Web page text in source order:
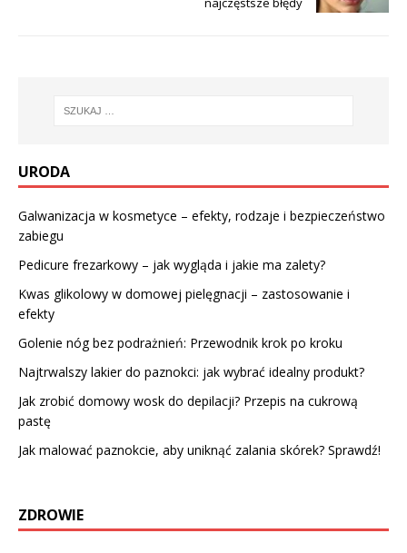
URODA
Galwanizacja w kosmetyce – efekty, rodzaje i bezpieczeństwo
zabiegu
Pedicure frezarkowy – jak wygląda i jakie ma zalety?
Kwas glikolowy w domowej pielęgnacji – zastosowanie i
efekty
Golenie nóg bez podrażnień: Przewodnik krok po kroku
Najtrwalszy lakier do paznokci: jak wybrać idealny produkt?
Jak zrobić domowy wosk do depilacji? Przepis na cukrową
pastę
Jak malować paznokcie, aby uniknąć zalania skórek? Sprawdź!
ZDROWIE